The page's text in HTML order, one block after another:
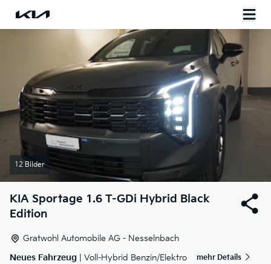
12 Bilder
KIA Sportage 1.6 T-GDi Hybrid Black
Edition
Gratwohl Automobile AG - Nesselnbach
Neues Fahrzeug | Voll-Hybrid Benzin/Elektro mehr Details